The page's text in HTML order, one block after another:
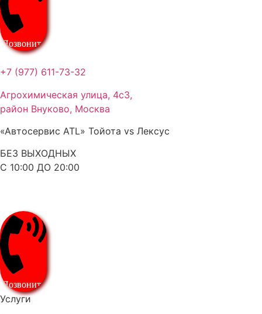
Позвонить
+7 (977) 611-73-32
Агрохимическая улица, 4с3,
район Внуково, Москва
«Автосервис ATL» Тойота vs Лексус
БЕЗ ВЫХОДНЫХ
С 10:00 ДО 20:00
Позвонить
Услуги